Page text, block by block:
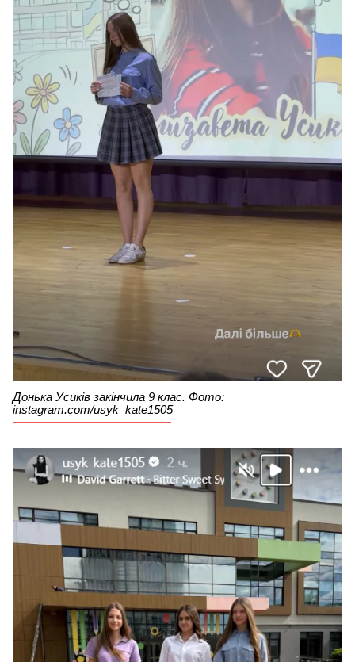
Донька Усиків закінчила 9 клас. Фото:
instagram.com/usyk_kate1505